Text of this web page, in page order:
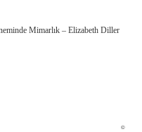
Mimarlık – Elizabeth Diller
©